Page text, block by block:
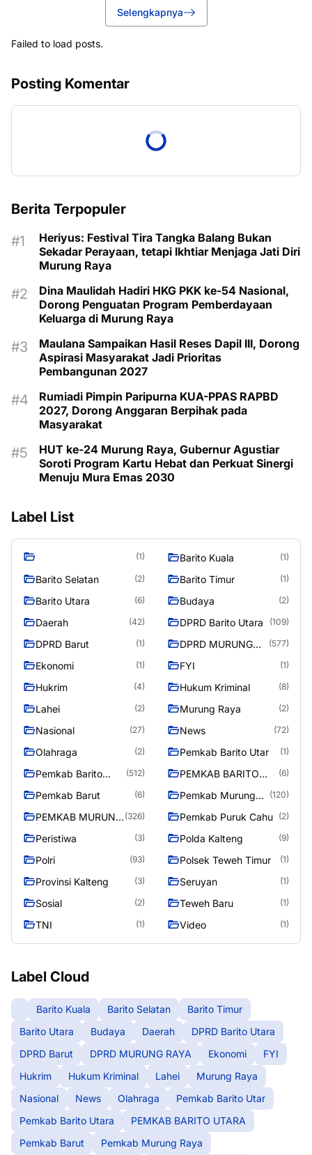
Selengkapnya
Failed to load posts.
Posting Komentar
Berita Terpopuler
Heriyus: Festival Tira Tangka Balang Bukan
Sekadar Perayaan, tetapi Ikhtiar Menjaga Jati Diri
Murung Raya
Dina Maulidah Hadiri HKG PKK ke-54 Nasional,
Dorong Penguatan Program Pemberdayaan
Keluarga di Murung Raya
Maulana Sampaikan Hasil Reses Dapil III, Dorong
Aspirasi Masyarakat Jadi Prioritas
Pembangunan 2027
Rumiadi Pimpin Paripurna KUA-PPAS RAPBD
2027, Dorong Anggaran Berpihak pada
Masyarakat
HUT ke-24 Murung Raya, Gubernur Agustiar
Soroti Program Kartu Hebat dan Perkuat Sinergi
Menuju Mura Emas 2030
Label List
(1) Barito Kuala (1)
Barito Selatan (2) Barito Timur (1)
Barito Utara (6) Budaya (2)
Daerah (42) DPRD Barito Utara (109)
DPRD Barut (1)
DPRD MURUNG
(577)
Ekonomi (1) FYI (1)
Hukrim (4) Hukum Kriminal (8)
Lahei (2) Murung Raya (2)
Nasional (27) News (72)
Olahraga (2) Pemkab Barito Utar (1)
Pemkab Barito
(512)
PEMKAB BARITO
(6)
Pemkab Barut (6)
Pemkab Murung
(120)
PEMKAB MURUNG (326) Pemkab Puruk Cahu (2)
Peristiwa (3) Polda Kalteng (9)
Polri (93) Polsek Teweh Timur (1)
Provinsi Kalteng (3) Seruyan (1)
Sosial (2) Teweh Baru (1)
TNI (1) Video (1)
Label Cloud
Barito Kuala Barito Selatan
Barito Timur
Barito Utara
Budaya Daerah
DPRD Barito Utara
DPRD Barut
DPRD MURUNG RAYA Ekonomi
FYI
Hukrim
Hukum Kriminal Lahei
Murung Raya
Nasional
News Olahraga
Pemkab Barito Utar
Pemkab Barito Utara
PEMKAB BARITO UTARA
Pemkab Barut
Pemkab Murung Raya